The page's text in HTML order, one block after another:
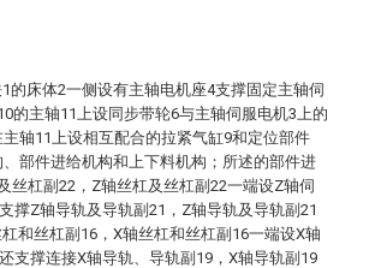
的床体2一侧设有主轴电机座4支撑固定主轴伺
的主轴11上设同步带轮6与主轴伺服电机3上的
轴11上设相互配合的拉紧气缸9和定位部件
部件进给机构和上下料机构；所述的部件进
丝杠副22，Z轴丝杠及丝杠副22一端设Z轴伺
撑Z轴导轨及导轨副21，Z轴导轨及导轨副21
和丝杠副16，X轴丝杠和丝杠副16一端设X轴
支撑连接X轴导轨、导轨副19，X轴导轨副19